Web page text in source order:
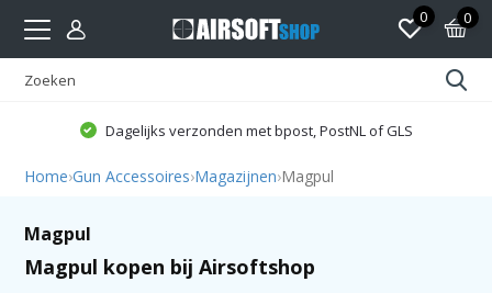
0 0
Dagelijks verzonden met bpost, PostNL of GLS
Home›Gun Accessoires›Magazijnen›Magpul
Magpul
Magpul kopen bij Airsoftshop